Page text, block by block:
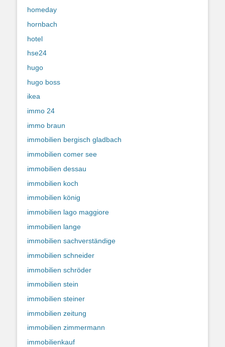
homeday
hornbach
hotel
hse24
hugo
hugo boss
ikea
immo 24
immo braun
immobilien bergisch gladbach
immobilien comer see
immobilien dessau
immobilien koch
immobilien könig
immobilien lago maggiore
immobilien lange
immobilien sachverständige
immobilien schneider
immobilien schröder
immobilien stein
immobilien steiner
immobilien zeitung
immobilien zimmermann
immobilienkauf